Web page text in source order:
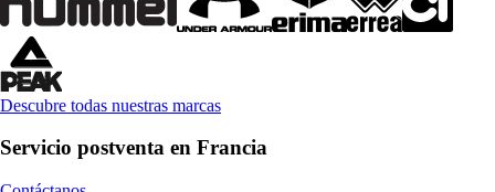
Descubre todas nuestras marcas
Servicio postventa en Francia